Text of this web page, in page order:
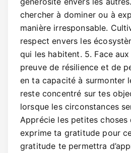
chercher à dominer ou à
manière irresponsable.
respect envers les
qui les habitent. 5. Face
preuve de résilience et de
en ta capacité à surmonter
reste concentré sur tes
lorsque les circonstances
Apprécie les petites choses
exprime ta gratitude pour
gratitude te permettra